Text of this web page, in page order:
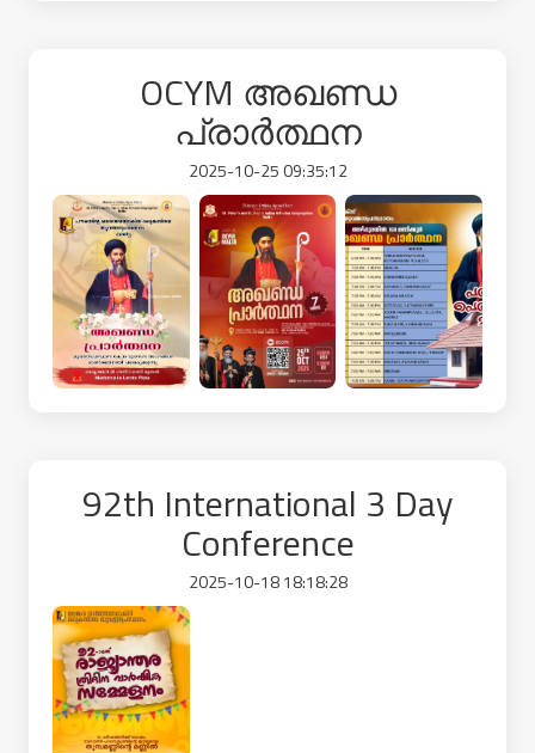
OCYM അഖണ്ഡ
പ്രാർത്ഥന
2025-10-25 09:35:12
92th International 3 Day
Conference
2025-10-18 18:18:28